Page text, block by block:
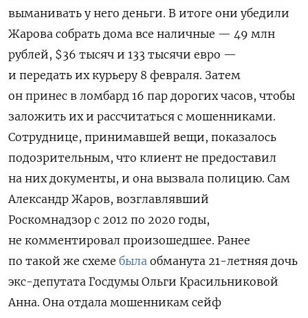
выманивать у него деньги. В итоге они убедили
Жарова собрать дома все наличные — 49 млн
рублей, $36 тысяч и 133 тысячи евро —
и передать их курьеру 8 февраля. Затем
он принес в ломбард 16 пар дорогих часов, чтобы
заложить их и рассчитаться с мошенниками.
Сотруднице, принимавшей вещи, показалось
подозрительным, что клиент не предоставил
на них документы, и она вызвала полицию. Сам
Александр Жаров, возглавлявший
Роскомнадзор с 2012 по 2020 годы,
не комментировал произошедшее. Ранее
по такой же схеме была обманута 21-летняя дочь
экс-депутата Госдумы Ольги Красильниковой
Анна. Она отдала мошенникам сейф